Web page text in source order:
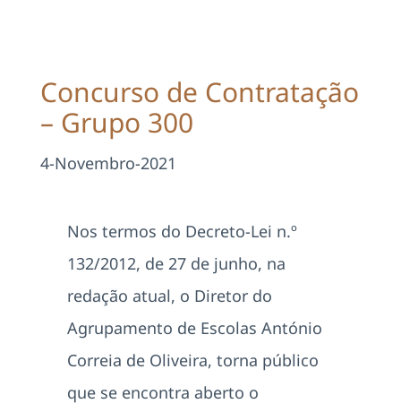
Área Reservada
Pesquisar
Concurso de Contratação
– Grupo 300
4-Novembro-2021
Nos termos do Decreto-Lei n.º
132/2012, de 27 de junho, na
redação atual, o Diretor do
Agrupamento de Escolas António
Correia de Oliveira, torna público
que se encontra aberto o